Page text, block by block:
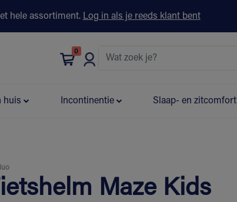
hele assortiment. Log in als je reeds klant bent
0
huis Incontinentie Slaap- en zitcomfort
Maze Kids